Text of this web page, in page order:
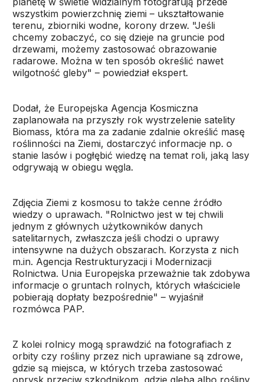
wszystkim powierzchnię ziemi – ukształtowanie
terenu, zbiorniki wodne, korony drzew. "Jeśli
chcemy zobaczyć, co się dzieje na gruncie pod
drzewami, możemy zastosować obrazowanie
radarowe. Można w ten sposób określić nawet
wilgotność gleby" – powiedział ekspert.
Dodał, że Europejska Agencja Kosmiczna
zaplanowała na przyszły rok wystrzelenie satelity
Biomass, która ma za zadanie zdalnie określić masę
roślinności na Ziemi, dostarczyć informacje np. o
stanie lasów i pogłębić wiedzę na temat roli, jaką lasy
odgrywają w obiegu węgla.
Zdjęcia Ziemi z kosmosu to także cenne źródło
wiedzy o uprawach. "Rolnictwo jest w tej chwili
jednym z głównych użytkowników danych
satelitarnych, zwłaszcza jeśli chodzi o uprawy
intensywne na dużych obszarach. Korzysta z nich
m.in. Agencja Restrukturyzacji i Modernizacji
Rolnictwa. Unia Europejska przeważnie tak zdobywa
informacje o gruntach rolnych, których właściciele
pobierają dopłaty bezpośrednie" – wyjaśnił
rozmówca PAP.
Z kolei rolnicy mogą sprawdzić na fotografiach z
orbity czy rośliny przez nich uprawiane są zdrowe,
gdzie są miejsca, w których trzeba zastosować